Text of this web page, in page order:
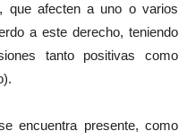
que afecten a uno o varios
a este derecho, teniendo
tanto positivas como
encuentra presente, como